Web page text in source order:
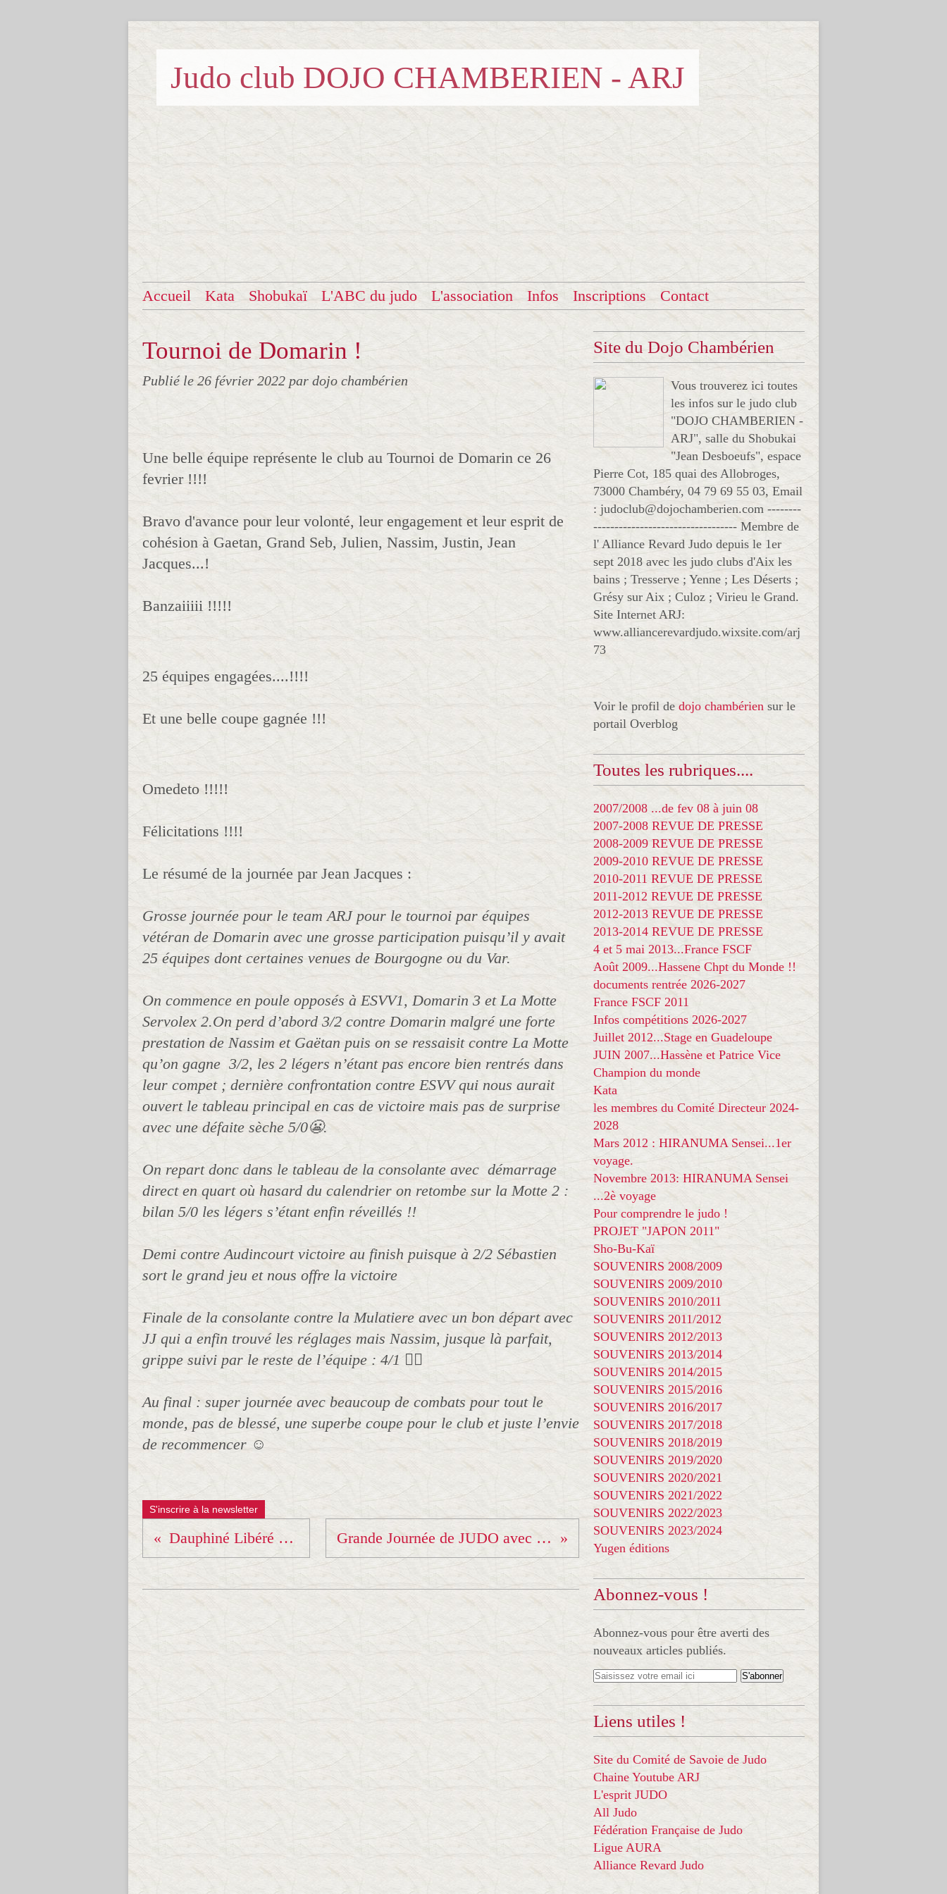
Judo club DOJO CHAMBERIEN - ARJ
Accueil Kata Shobukaï L'ABC du judo L'association Infos Inscriptions Contact
Tournoi de Domarin !
Publié le 26 février 2022 par dojo chambérien
Une belle équipe représente le club au Tournoi de Domarin ce 26
fevrier !!!!
Bravo d'avance pour leur volonté, leur engagement et leur esprit de
cohésion à Gaetan, Grand Seb, Julien, Nassim, Justin, Jean
Jacques...!
Banzaiiiii !!!!!
25 équipes engagées....!!!!
Et une belle coupe gagnée !!!
Omedeto !!!!!
Félicitations !!!!
Le résumé de la journée par Jean Jacques :
Grosse journée pour le team ARJ pour le tournoi par équipes
vétéran de Domarin avec une grosse participation puisqu’il y avait
25 équipes dont certaines venues de Bourgogne ou du Var.
On commence en poule opposés à ESVV1, Domarin 3 et La Motte
Servolex 2.On perd d’abord 3/2 contre Domarin malgré une forte
prestation de Nassim et Gaëtan puis on se ressaisit contre La Motte
qu’on gagne 3/2, les 2 légers n’étant pas encore bien rentrés dans
leur compet ; dernière confrontation contre ESVV qui nous aurait
ouvert le tableau principal en cas de victoire mais pas de surprise
avec une défaite sèche 5/0😬.
On repart donc dans le tableau de la consolante avec démarrage
direct en quart où hasard du calendrier on retombe sur la Motte 2 :
bilan 5/0 les légers s’étant enfin réveillés !!
Demi contre Audincourt victoire au finish puisque à 2/2 Sébastien
sort le grand jeu et nous offre la victoire
Finale de la consolante contre la Mulatiere avec un bon départ avec
JJ qui a enfin trouvé les réglages mais Nassim, jusque là parfait,
grippe suivi par le reste de l’équipe : 4/1 😵‍💫
Au final : super journée avec beaucoup de combats pour tout le
monde, pas de blessé, une superbe coupe pour le club et juste l’envie
de recommencer ☺️
S'inscrire à la newsletter
Dauphiné Libéré mercredi 16 fevrier Grande Journée de JUDO avec Marc Pérard et Pierre Blanc
Site du Dojo Chambérien
Vous trouverez ici toutes
les infos sur le judo club
"DOJO CHAMBERIEN -
ARJ", salle du Shobukai
"Jean Desboeufs", espace
Pierre Cot, 185 quai des Allobroges,
73000 Chambéry, 04 79 69 55 03, Email
: judoclub@dojochamberien.com --------
---------------------------------- Membre de
l' Alliance Revard Judo depuis le 1er
sept 2018 avec les judo clubs d'Aix les
bains ; Tresserve ; Yenne ; Les Déserts ;
Grésy sur Aix ; Culoz ; Virieu le Grand.
Site Internet ARJ:
www.alliancerevardjudo.wixsite.com/arj
73
Voir le profil de dojo chambérien sur le
portail Overblog
Toutes les rubriques....
2007/2008 ...de fev 08 à juin 08
2007-2008 REVUE DE PRESSE
2008-2009 REVUE DE PRESSE
2009-2010 REVUE DE PRESSE
2010-2011 REVUE DE PRESSE
2011-2012 REVUE DE PRESSE
2012-2013 REVUE DE PRESSE
2013-2014 REVUE DE PRESSE
4 et 5 mai 2013...France FSCF
Août 2009...Hassene Chpt du Monde !!
documents rentrée 2026-2027
France FSCF 2011
Infos compétitions 2026-2027
Juillet 2012...Stage en Guadeloupe
JUIN 2007...Hassène et Patrice Vice
Champion du monde
Kata
les membres du Comité Directeur 2024-
2028
Mars 2012 : HIRANUMA Sensei...1er
voyage.
Novembre 2013: HIRANUMA Sensei
...2è voyage
Pour comprendre le judo !
PROJET "JAPON 2011"
Sho-Bu-Kaï
SOUVENIRS 2008/2009
SOUVENIRS 2009/2010
SOUVENIRS 2010/2011
SOUVENIRS 2011/2012
SOUVENIRS 2012/2013
SOUVENIRS 2013/2014
SOUVENIRS 2014/2015
SOUVENIRS 2015/2016
SOUVENIRS 2016/2017
SOUVENIRS 2017/2018
SOUVENIRS 2018/2019
SOUVENIRS 2019/2020
SOUVENIRS 2020/2021
SOUVENIRS 2021/2022
SOUVENIRS 2022/2023
SOUVENIRS 2023/2024
Yugen éditions
Abonnez-vous !
Abonnez-vous pour être averti des
nouveaux articles publiés.
Liens utiles !
Site du Comité de Savoie de Judo
Chaine Youtube ARJ
L'esprit JUDO
All Judo
Fédération Française de Judo
Ligue AURA
Alliance Revard Judo